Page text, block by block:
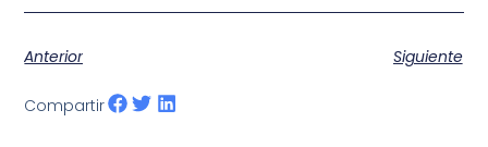
Anterior Siguiente
Compartir